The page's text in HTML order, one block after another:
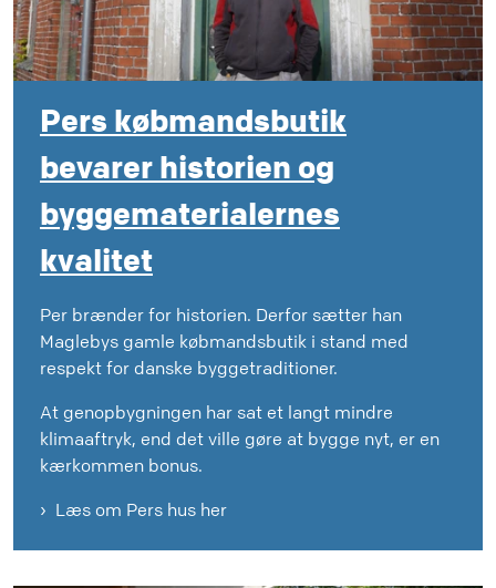
Pers købmandsbutik
bevarer historien og
byggematerialernes
kvalitet
Per brænder for historien. Derfor sætter han
Maglebys gamle købmandsbutik i stand med
respekt for danske byggetraditioner.
At genopbygningen har sat et langt mindre
klimaaftryk, end det ville gøre at bygge nyt, er en
kærkommen bonus.
Læs om Pers hus her